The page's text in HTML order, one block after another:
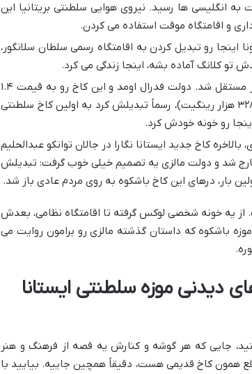
انگلیسی ها رسید. نیروی هوایی سلطنتی بریتانیا این
و اقامتگاه موقت استفاده می کردن.
اینجا رو تبدیل کردن به اقامتگاه رسمی سلطان سلانگور،
کلانگ آماده بشه، اینجا زندگی می کرد.
این سال برای مالزی یه سال تاریخیه، چون کشور مستقل شد. دولت فدرال اومد و این کاخ رو به قیمت ۱.۴
میلیون رینگیت خرید و با یه بازسازی اساسی (حدود ۳۲۸ هزار رینگیت)، رسماً تبدیلش کرد به اولین کاخ سلطنتی
رو خونه خودش کرد.
کاخ جدید ایستانا نگارا در جالان توانکو عبدالحلیم
شد و دولت مالزی یه تصمیم خیلی خوب گرفت: تبدیلش
از یه خونه شخصی لوکس گرفته تا اقامتگاه نظامی، بعدش
باشکوه که داستان گذشته مالزی رو برامون روایت می
موزه سلطنتی ایستانا
جایی که هر گوشه و کنارش یه قصه از فرهنگ و هنر
همون کاخ قدیمی هست، دقیقاً همچین جاییه. بیایید با